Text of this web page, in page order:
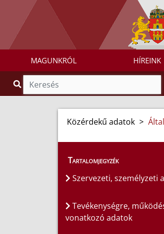
MAGUNKRÓL HÍREINK
Közérdekű adatok >
Tartalomjegyzék
Szervezeti, személyzeti
Tevékenységre,
vonatkozó adatok